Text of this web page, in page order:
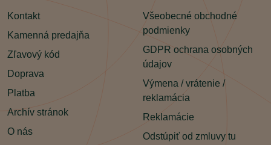
Kontakt
Kamenná predajňa
Zľavový kód
Doprava
Platba
Archív stránok
O nás
Všeobecné obchodné
podmienky
GDPR ochrana osobných
údajov
Výmena / vrátenie /
reklamácia
Reklamácie
Odstúpiť od zmluvy tu